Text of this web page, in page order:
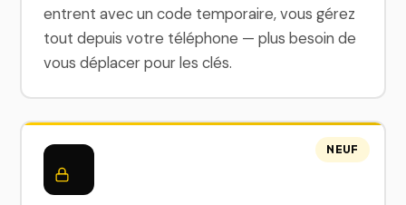
entrent avec un code temporaire, vous gérez
tout depuis votre téléphone — plus besoin de
vous déplacer pour les clés.
NEUF